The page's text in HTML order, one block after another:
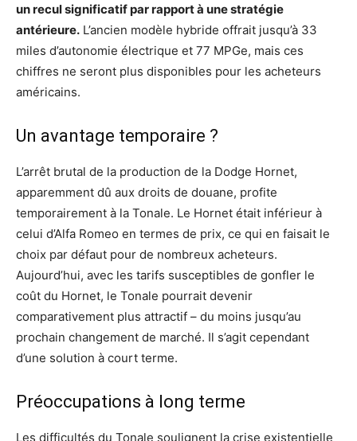
un recul significatif par rapport à une stratégie
antérieure. L’ancien modèle hybride offrait jusqu’à 33
miles d’autonomie électrique et 77 MPGe, mais ces
chiffres ne seront plus disponibles pour les acheteurs
américains.
Un avantage temporaire ?
L’arrêt brutal de la production de la Dodge Hornet,
apparemment dû aux droits de douane, profite
temporairement à la Tonale. Le Hornet était inférieur à
celui d’Alfa Romeo en termes de prix, ce qui en faisait le
choix par défaut pour de nombreux acheteurs.
Aujourd’hui, avec les tarifs susceptibles de gonfler le
coût du Hornet, le Tonale pourrait devenir
comparativement plus attractif – du moins jusqu’au
prochain changement de marché. Il s’agit cependant
d’une solution à court terme.
Préoccupations à long terme
Les difficultés du Tonale soulignent la crise existentielle